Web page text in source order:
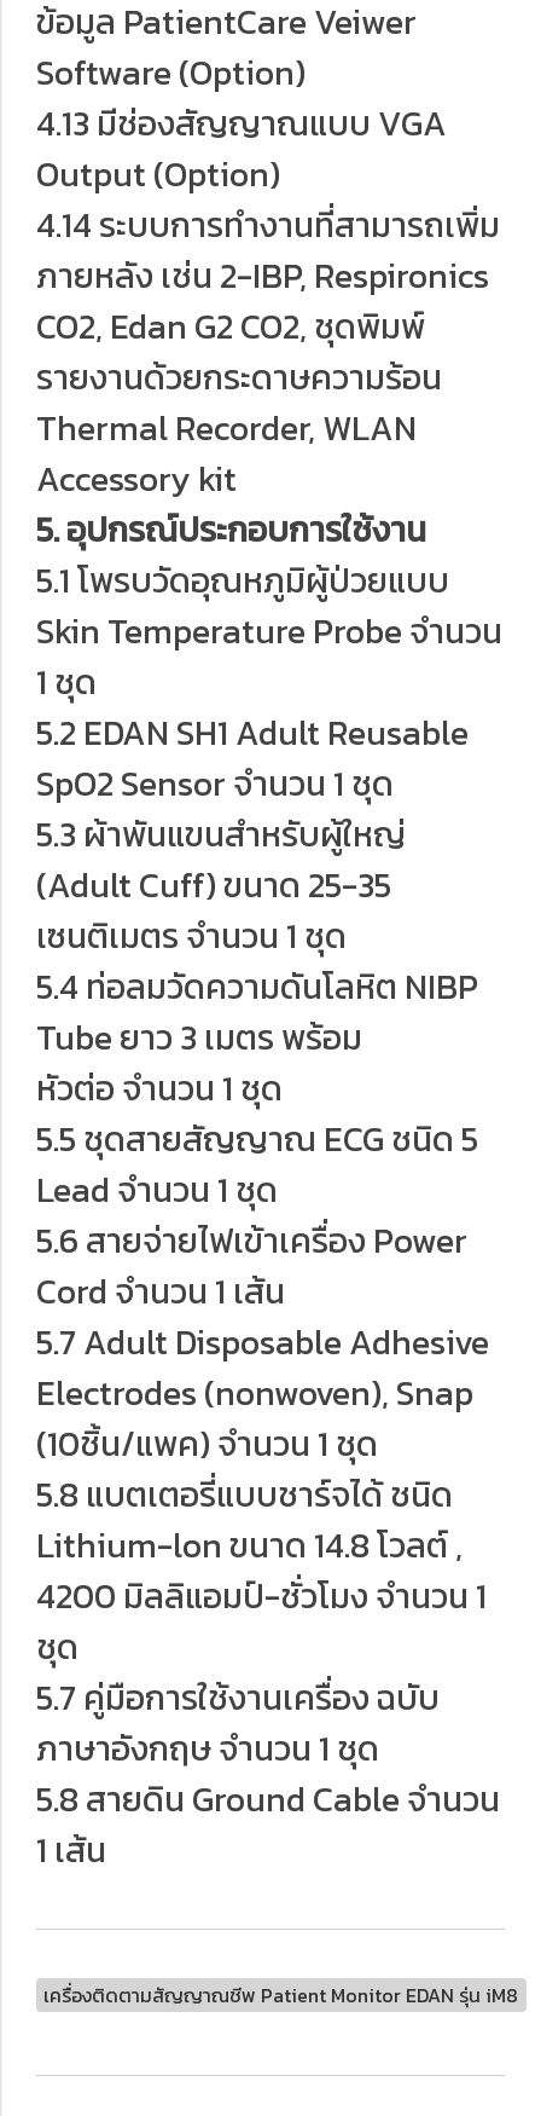
ข้อมูล PatientCare Veiwer
Software (Option)
4.13 มีช่องสัญญาณแบบ VGA
Output (Option)
4.14 ระบบการทำงานที่สามารถเพิ่ม
ภายหลัง เช่น 2-IBP, Respironics
CO2, Edan G2 CO2, ชุดพิมพ์
รายงานด้วยกระดาษความร้อน
Thermal Recorder, WLAN
Accessory kit
5. อุปกรณ์ประกอบการใช้งาน
5.1 โพรบวัดอุณหภูมิผู้ป่วยแบบ
Skin Temperature Probe จำนวน
1 ชุด
5.2 EDAN SH1 Adult Reusable
SpO2 Sensor จำนวน 1 ชุด
5.3 ผ้าพันแขนสำหรับผู้ใหญ่
(Adult Cuff) ขนาด 25-35
เซนติเมตร จำนวน 1 ชุด
5.4 ท่อลมวัดความดันโลหิต NIBP
Tube ยาว 3 เมตร พร้อม
หัวต่อ จำนวน 1 ชุด
5.5 ชุดสายสัญญาณ ECG ชนิด 5
Lead จำนวน 1 ชุด
5.6 สายจ่ายไฟเข้าเครื่อง Power
Cord จำนวน 1 เส้น
5.7 Adult Disposable Adhesive
Electrodes (nonwoven), Snap
(10ชิ้น/แพค) จำนวน 1 ชุด
5.8 แบตเตอรี่แบบชาร์จได้ ชนิด
Lithium-lon ขนาด 14.8 โวลต์ ,
4200 มิลลิแอมป์-ชั่วโมง จำนวน 1
ชุด
5.7 คู่มือการใช้งานเครื่อง ฉบับ
ภาษาอังกฤษ จำนวน 1 ชุด
5.8 สายดิน Ground Cable จำนวน
1 เส้น
เครื่องติดตามสัญญาณชีพ Patient Monitor EDAN รุ่น iM8